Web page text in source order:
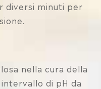
diversi minuti per
nella cura della
di pH da